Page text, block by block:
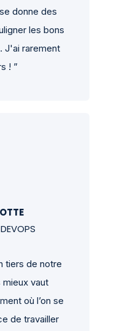
donne des
les bons
J'ai rarement
! ”
tiers de notre
mieux vaut
où l’on se
de travailler